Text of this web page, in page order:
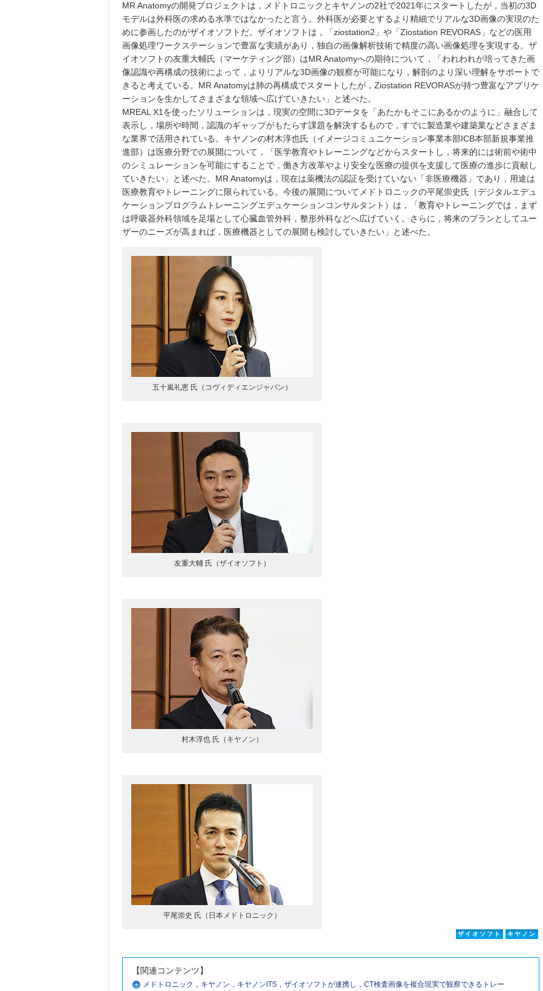
MR Anatomyの開発プロジェクトは，メドトロニックとキヤノンの2社で2021年にスタートしたが，当初の3D
モデルは外科医の求める水準ではなかったと言う。外科医が必要とするより精細でリアルな3D画像の実現のた
めに参画したのがザイオソフトだ。ザイオソフトは，「ziostation2」や「Ziostation REVORAS」などの医用
画像処理ワークステーションで豊富な実績があり，独自の画像解析技術で精度の高い画像処理を実現する。ザ
イオソフトの友重大輔氏（マーケティング部）はMR Anatomyへの期待について，「われわれが培ってきた画
像認識や再構成の技術によって，よりリアルな3D画像の観察が可能になり，解剖のより深い理解をサポートで
きると考えている。MR Anatomyは肺の再構成でスタートしたが，Ziostation REVORASが持つ豊富なアプリケ
ーションを生かしてさまざまな領域へ広げていきたい」と述べた。
MREAL X1を使ったソリューションは，現実の空間に3Dデータを「あたかもそこにあるかのように」融合して
表示し，場所や時間，認識のギャップがもたらす課題を解決するもので，すでに製造業や建築業などさまざま
な業界で活用されている。キヤノンの村木淳也氏（イメージコミュニケーション事業本部ICB本部新規事業推
進部）は医療分野での展開について，「医学教育やトレーニングなどからスタートし，将来的には術前や術中
のシミュレーションを可能にすることで，働き方改革やより安全な医療の提供を支援して医療の進歩に貢献し
ていきたい」と述べた。MR Anatomyは，現在は薬機法の認証を受けていない「非医療機器」であり，用途は
医療教育やトレーニングに限られている。今後の展開についてメドトロニックの平尾崇史氏（デジタルエデュ
ケーションプログラムトレーニングエデュケーションコンサルタント）は，「教育やトレーニングでは，まず
は呼吸器外科領域を足場として心臓血管外科，整形外科などへ広げていく。さらに，将来のプランとしてユー
ザーのニーズが高まれば，医療機器としての展開も検討していきたい」と述べた。
五十嵐礼恵 氏（コヴィディエンジャパン）
友重大輔 氏（ザイオソフト）
村木淳也 氏（キヤノン）
平尾崇史 氏（日本メドトロニック）
ザイオソフト キヤノン
【関連コンテンツ】
メドトロニック，キヤノン，キヤノンITS，ザイオソフトが連携し，CT検査画像を複合現実で観察できるトレー